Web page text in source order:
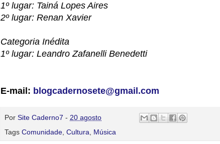
1º lugar: Tainá Lopes Aires
2º lugar: Renan Xavier
Categoria Inédita
1º lugar: Leandro Zafanelli Benedetti
E-mail: blogcadernosete@gmail.com
Por Site Caderno7 - 20 agosto
Tags Comunidade Cultura Música